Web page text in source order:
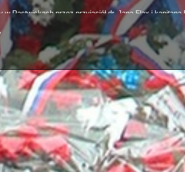
w Pastwiskach przez przyjaciół dr. Jana Flax i kapitana